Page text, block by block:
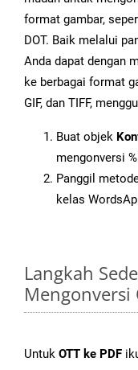
format gambar,
DOT. Baik melalui
Anda dapat dengan
ke berbagai format
GIF, dan TIFF,
Buat objek
mengonversi
Panggil
kelas
Langkah
Mengonversi
Untuk OTT ke PDF